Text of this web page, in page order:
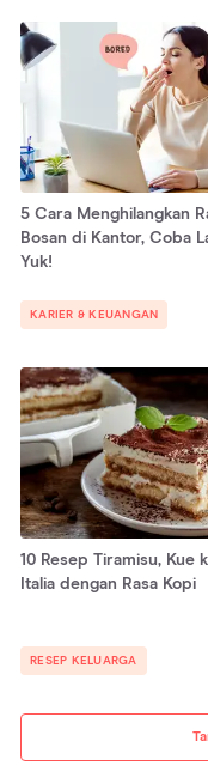
5 Cara Menghilangkan
Bosan di Kantor, Coba
Yuk!
KARIER & KEUANGAN
10 Resep Tiramisu, Kue
Italia dengan Rasa Kopi
RESEP KELUARGA